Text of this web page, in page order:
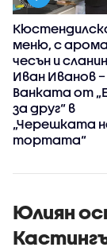
меню, с
чесън и
Иван Иванов –
Ванката от
за друг“ в
„Черешката
тортата“
Юлиян